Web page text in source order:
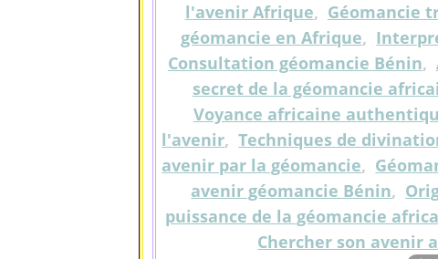
l'avenir Afrique, Géomancie
géomancie en Afrique,
Consultation géomancie Bénin,
secret de la géomancie
Voyance africaine
l'avenir,Techniques de
avenir par la géomancie,
avenir géomancie Bénin,
puissance de la géomancie
Chercher son avenir